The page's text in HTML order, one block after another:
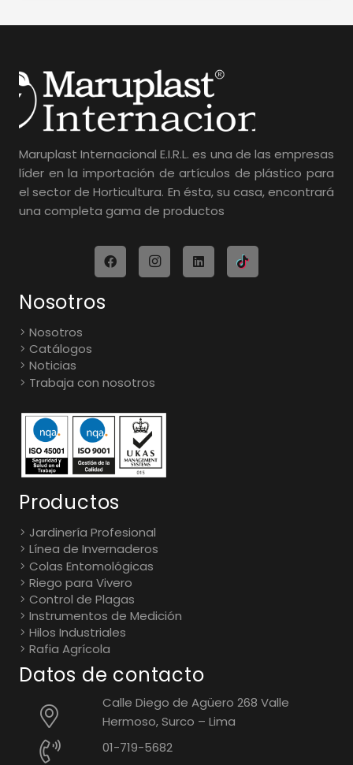
Maruplast Internacional E.I.R.L. es una de las empresas
líder en la importación de artículos de plástico para
el sector de Horticultura. En ésta, su casa, encontrará
una completa gama de productos
Nosotros
Nosotros
Catálogos
Noticias
Trabaja con nosotros
Productos
Jardinería Profesional
Línea de Invernaderos
Colas Entomológicas
Riego para Vivero
Control de Plagas
Instrumentos de Medición
Hilos Industriales
Rafia Agrícola
Datos de contacto
Calle Diego de Agüero 268 Valle
Hermoso, Surco – Lima
01-719-5682